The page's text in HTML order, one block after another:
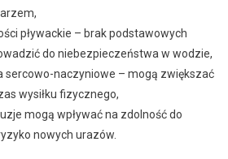
pływackie – brak podstawowych
do niebezpieczeństwa w wodzie,
sercowo-naczyniowe – mogą zwiększać
wysiłku fizycznego,
mogą wpływać na zdolność do
nowych urazów.